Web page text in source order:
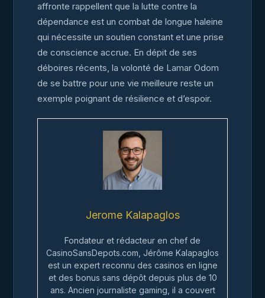
affronte rappellent que la lutte contre la
dépendance est un combat de longue haleine
qui nécessite un soutien constant et une prise
de conscience accrue. En dépit de ses
déboires récents, la volonté de Lamar Odom
de se battre pour une vie meilleure reste un
exemple poignant de résilience et d’espoir.
Jerome Kalapaglos
Fondateur et rédacteur en chef de
CasinoSansDepots.com, Jérôme Kalapaglos
est un expert reconnu des casinos en ligne
et des bonus sans dépôt depuis plus de 10
ans. Ancien journaliste gaming, il a couvert